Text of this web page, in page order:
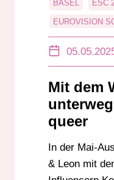
BASEL ESC
EUROVISION
JÜRGEN
WASHINGTON
Mit dem
queer
In der Mai-
& Leon mit